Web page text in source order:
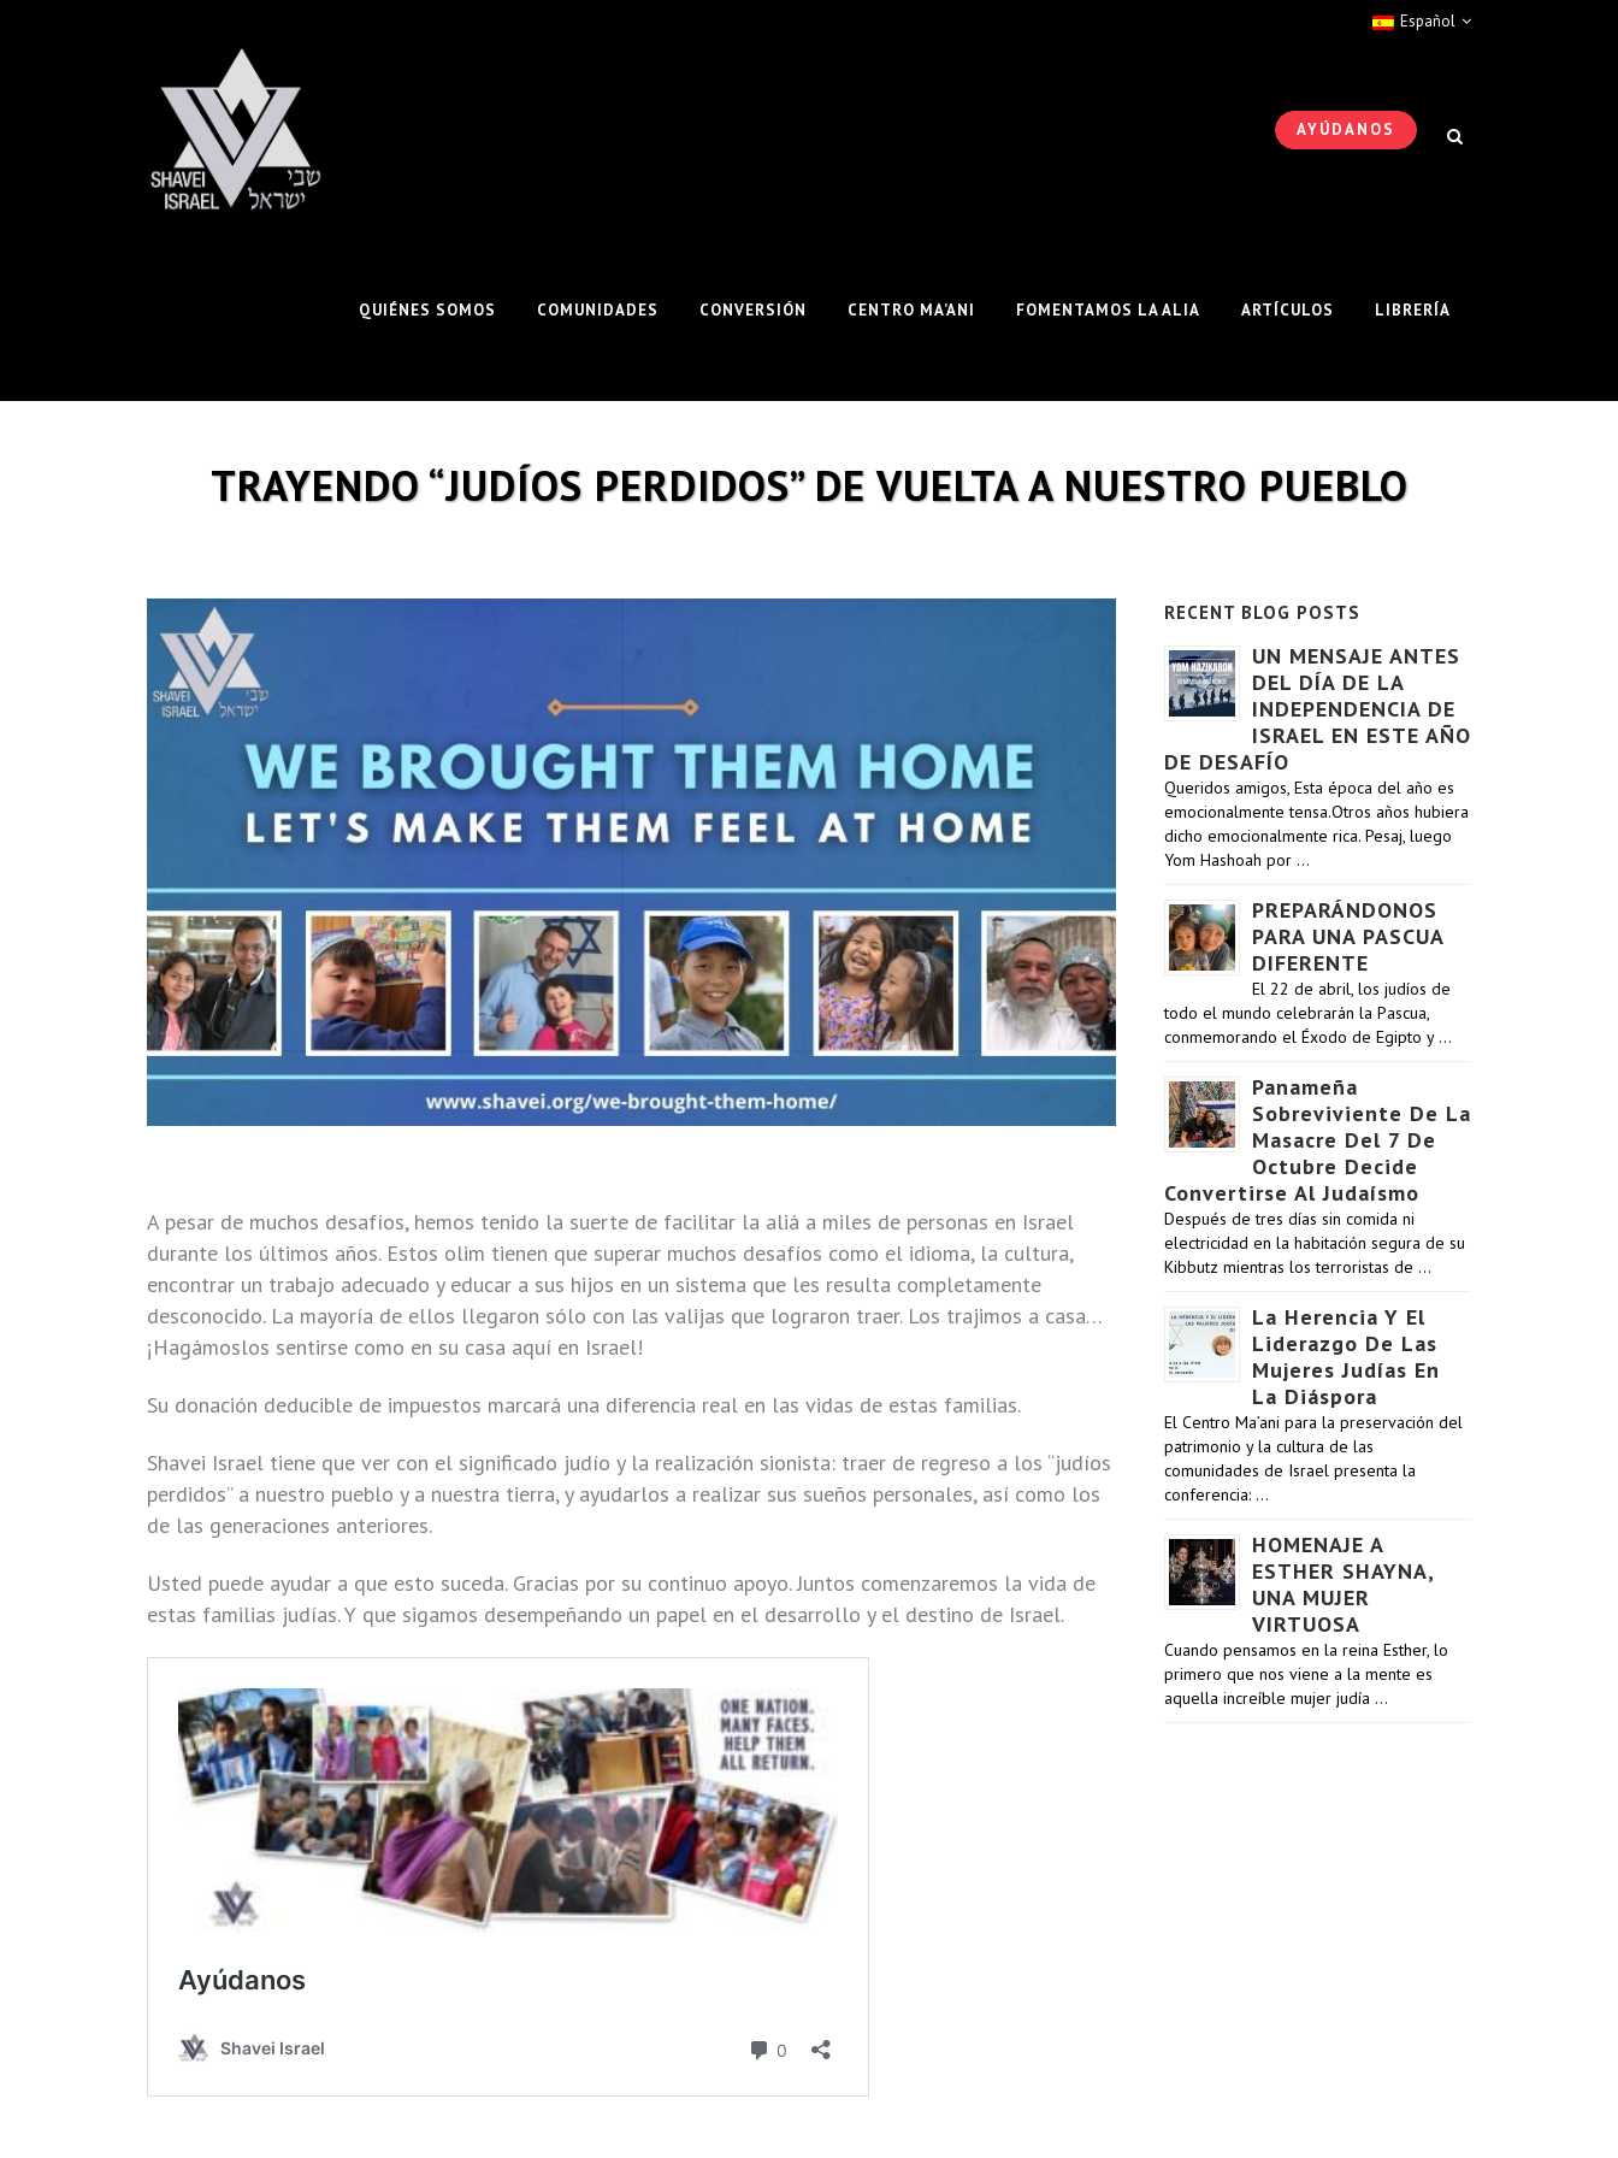
Español
AYÚDANOS
QUIÉNES SOMOS COMUNIDADES CONVERSIÓN CENTRO MA’ANI FOMENTAMOS LA ALIA ARTÍCULOS LIBRERÍA
TRAYENDO “JUDÍOS PERDIDOS” DE VUELTA A NUESTRO PUEBLO
A pesar de muchos desafíos, hemos tenido la suerte de facilitar la aliá a miles de personas en Israel
durante los últimos años. Estos olim tienen que superar muchos desafíos como el idioma, la cultura,
encontrar un trabajo adecuado y educar a sus hijos en un sistema que les resulta completamente
desconocido. La mayoría de ellos llegaron sólo con las valijas que lograron traer. Los trajimos a casa…
¡Hagámoslos sentirse como en su casa aquí en Israel!
Su donación deducible de impuestos marcará una diferencia real en las vidas de estas familias.
Shavei Israel tiene que ver con el significado judío y la realización sionista: traer de regreso a los “judíos
perdidos” a nuestro pueblo y a nuestra tierra, y ayudarlos a realizar sus sueños personales, así como los
de las generaciones anteriores.
Usted puede ayudar a que esto suceda. Gracias por su continuo apoyo. Juntos comenzaremos la vida de
estas familias judías. Y que sigamos desempeñando un papel en el desarrollo y el destino de Israel.
RECENT BLOG POSTS
UN MENSAJE ANTES
DEL DÍA DE LA
INDEPENDENCIA DE
ISRAEL EN ESTE AÑO
DE DESAFÍO
Queridos amigos, Esta época del año es
emocionalmente tensa.Otros años hubiera
dicho emocionalmente rica. Pesaj, luego
Yom Hashoah por …
PREPARÁNDONOS
PARA UNA PASCUA
DIFERENTE
El 22 de abril, los judíos de
todo el mundo celebrarán la Pascua,
conmemorando el Éxodo de Egipto y …
Panameña
Sobreviviente De La
Masacre Del 7 De
Octubre Decide
Convertirse Al Judaísmo
Después de tres días sin comida ni
electricidad en la habitación segura de su
Kibbutz mientras los terroristas de …
La Herencia Y El
Liderazgo De Las
Mujeres Judías En
La Diáspora
El Centro Ma’ani para la preservación del
patrimonio y la cultura de las
comunidades de Israel presenta la
conferencia: …
HOMENAJE A
ESTHER SHAYNA,
UNA MUJER
VIRTUOSA
Cuando pensamos en la reina Esther, lo
primero que nos viene a la mente es
aquella increíble mujer judía …